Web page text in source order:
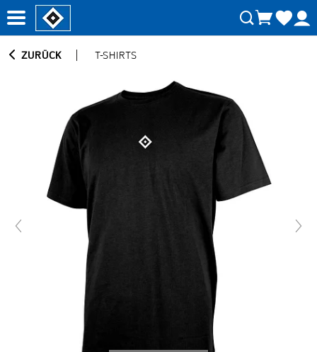
ZURÜCK T-SHIRTS